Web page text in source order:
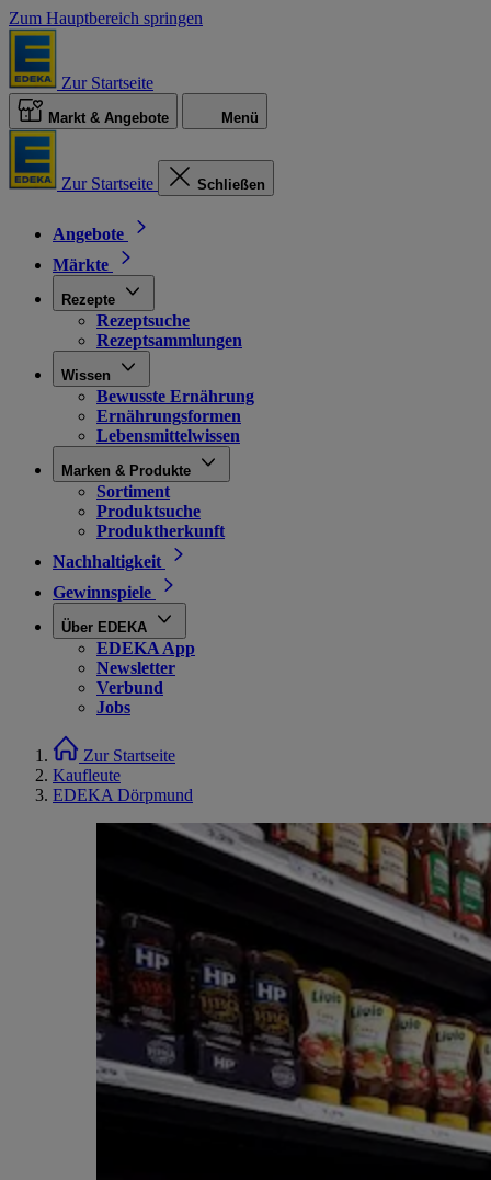
Zum Hauptbereich springen
Zur Startseite
Markt & Angebote Menü
Zur Startseite Schließen
Angebote
Märkte
Rezepte
Rezeptsuche
Rezeptsammlungen
Wissen
Bewusste Ernährung
Ernährungsformen
Lebensmittelwissen
Marken & Produkte
Sortiment
Produktsuche
Produktherkunft
Nachhaltigkeit
Gewinnspiele
Über EDEKA
EDEKA App
Newsletter
Verbund
Jobs
Zur Startseite
Kaufleute
EDEKA Dörpmund